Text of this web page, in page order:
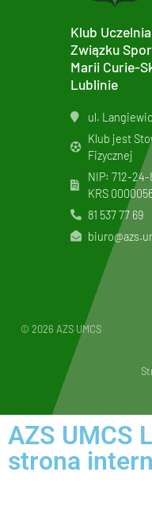
Klub
Związku
Marii Curie-
Lublinie
ul.
Klub jest
Fizycznej
NIP: 712-24-
KRS
81 537 77 69
© 2026 AZS UMCS
AZS UMCS
strona